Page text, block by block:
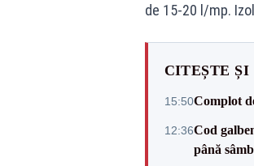
de 15-20 l/mp.
CITEȘTE ȘI
15:50Complot
12:36Cod
până